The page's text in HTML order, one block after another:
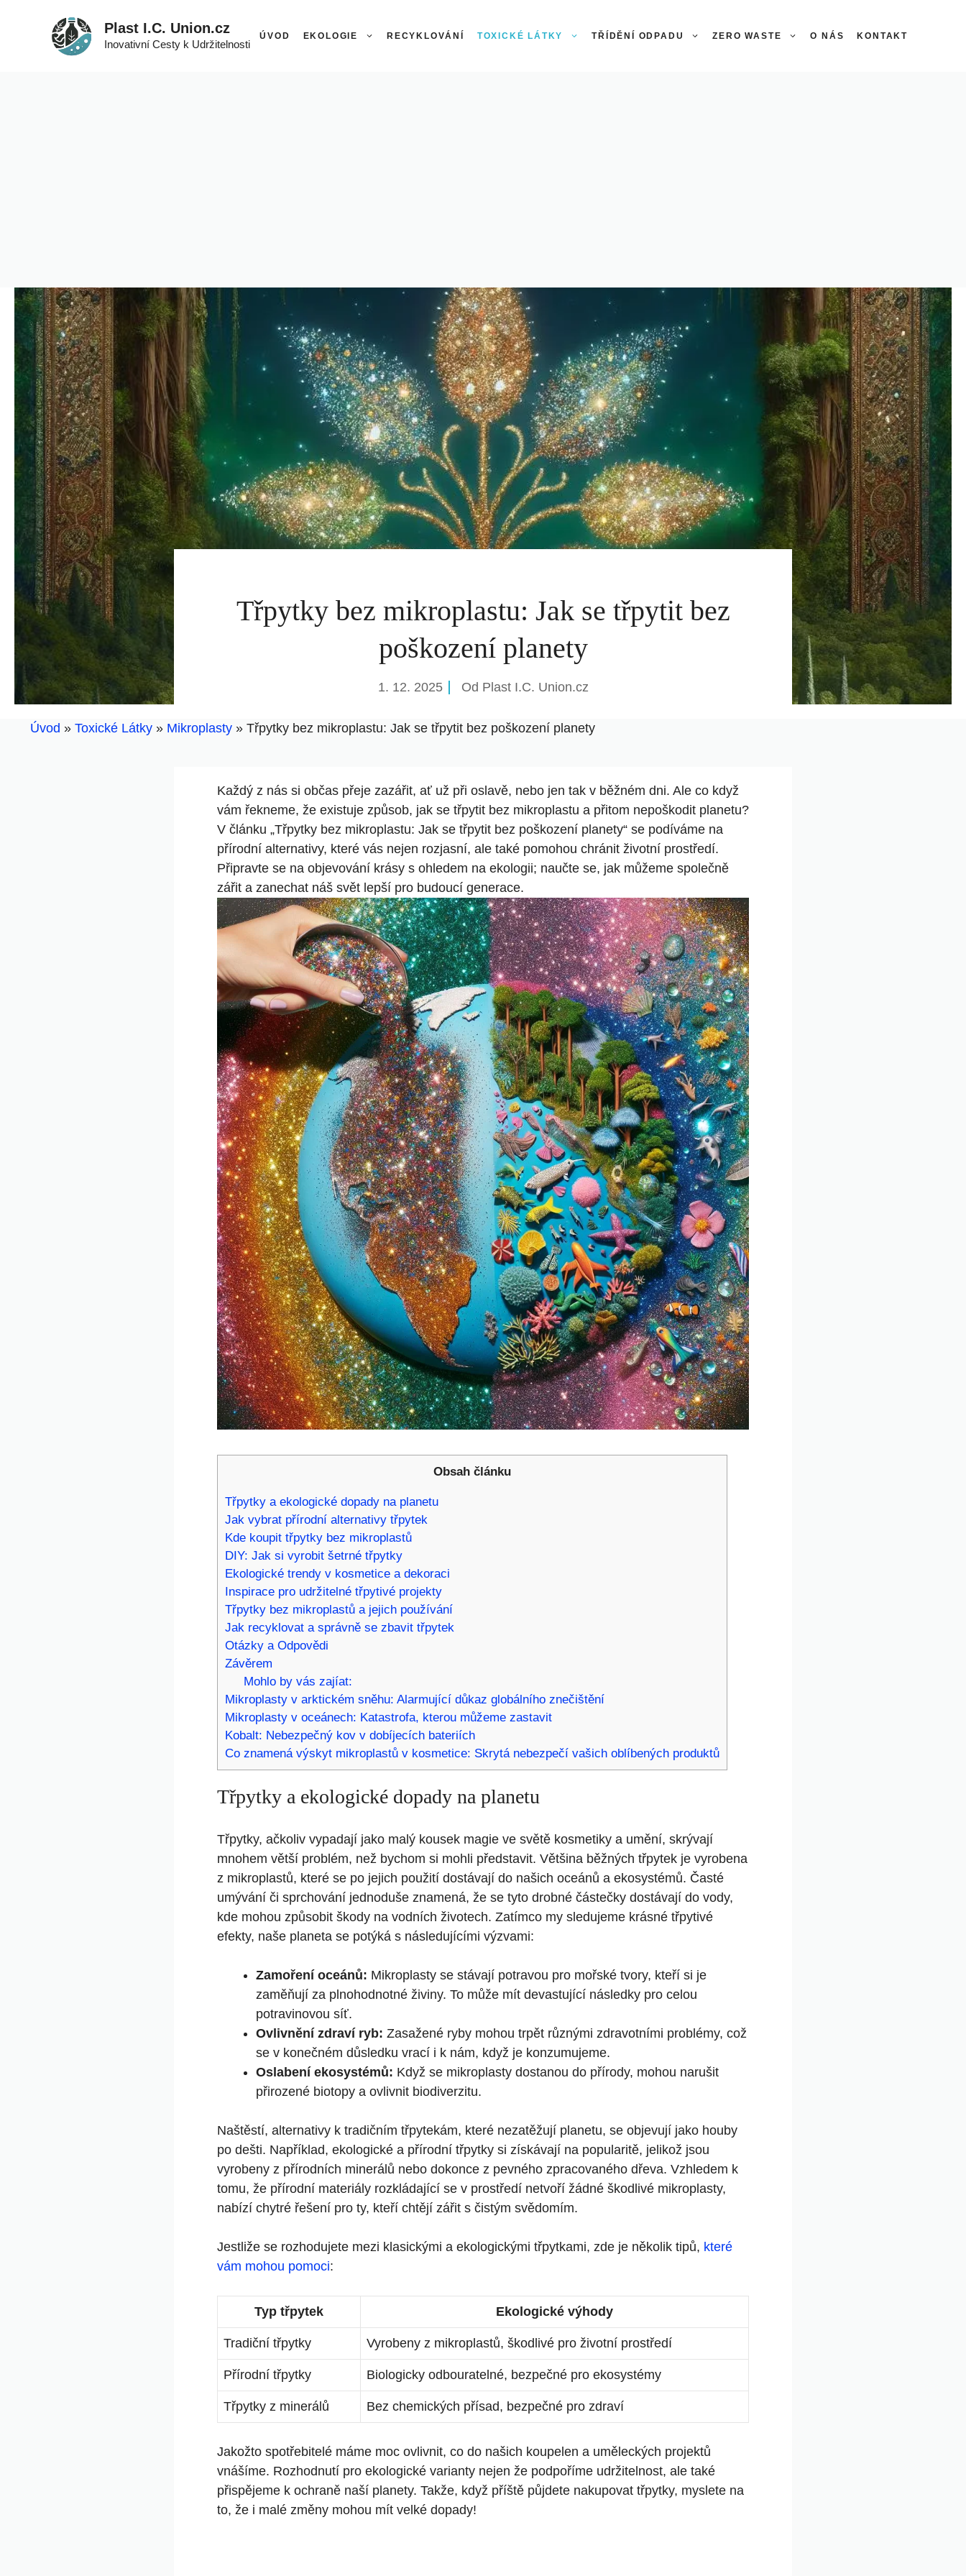
Plast I.C. Union.cz
Inovativní Cesty k Udržitelnosti
ÚVOD EKOLOGIE RECYKLOVÁNÍ TOXICKÉ LÁTKY TŘÍDĚNÍ ODPADU ZERO WASTE O NÁS KONTAKT
Třpytky bez mikroplastu: Jak se třpytit bez
poškození planety
1. 12. 2025 Od Plast I.C. Union.cz
Úvod » Toxické Látky » Mikroplasty » Třpytky bez mikroplastu: Jak se třpytit bez poškození planety
Každý z nás si ‌občas⁢ přeje zazářit, ať už při oslavě, nebo jen tak v ​běžném dni. Ale co když
vám řekneme, že existuje způsob, jak se třpytit​ bez mikroplastu a přitom nepoškodit planetu?
V ‌článku „Třpytky​ bez mikroplastu: ‍Jak ‍se třpytit ⁣bez poškození planety“ se podíváme na⁣
přírodní alternativy, které vás nejen rozjasní,⁢ ale také pomohou chránit životní prostředí.​
Připravte se na objevování krásy ⁢s ohledem na ekologii; naučte se, jak můžeme společně
zářit a zanechat náš svět⁢ lepší pro budoucí generace.
Obsah článku
Třpytky a ekologické dopady na ​planetu
Jak vybrat přírodní alternativy třpytek
Kde koupit třpytky bez mikroplastů
DIY: Jak si​ vyrobit šetrné třpytky
Ekologické trendy ‌v kosmetice a dekoraci
Inspirace pro udržitelné třpytivé projekty
Třpytky bez​ mikroplastů a jejich používání
Jak recyklovat‌ a správně se zbavit​ třpytek
Otázky a ⁢Odpovědi
Závěrem
Mohlo by vás zajíat:
Mikroplasty v arktickém sněhu: Alarmující důkaz globálního znečištění
Mikroplasty v oceánech: Katastrofa, kterou můžeme zastavit
Kobalt: Nebezpečný kov v dobíjecích bateriích
Co znamená výskyt mikroplastů v kosmetice: Skrytá nebezpečí vašich oblíbených produktů
Třpytky a ekologické dopady na ​planetu
Třpytky, ačkoliv vypadají‍ jako malý kousek ⁤magie ve světě kosmetiky a ⁢umění, skrývají
mnohem větší problém, ​než bychom si mohli představit. Většina běžných třpytek je vyrobena
z mikroplastů, které ‌se po jejich použití dostávají do našich oceánů a ekosystémů. Časté
umývání či sprchování jednoduše znamená, že se tyto drobné ​částečky⁣ dostávají do vody,
kde mohou způsobit škody na vodních životech. Zatímco my sledujeme krásné třpytivé‌
efekty, naše planeta se​ potýká‍ s následujícími výzvami:
Zamoření oceánů: Mikroplasty se stávají potravou⁤ pro mořské tvory, kteří‍ si je
zaměňují za⁢ plnohodnotné živiny. To může mít devastující následky pro celou
potravinovou síť.
Ovlivnění zdraví‍ ryb: Zasažené ryby mohou trpět různými zdravotními problémy, což
se v konečném důsledku vrací i k nám, když je ‌konzumujeme.
Oslabení ekosystémů: Když se mikroplasty dostanou do přírody, mohou ⁤narušit
přirozené biotopy a ovlivnit biodiverzitu.
Naštěstí, alternativy k tradičním třpytekám,⁢ které nezatěžují planetu, se objevují jako houby
po dešti. Například, ekologické a přírodní třpytky si získávají na popularitě, jelikož jsou
vyrobeny z přírodních minerálů nebo dokonce z pevného zpracovaného dřeva. Vzhledem k
tomu, že⁣ přírodní materiály rozkládající se‌ v prostředí netvoří žádné škodlivé⁤ mikroplasty,
nabízí chytré řešení pro ty, kteří chtějí zářit s čistým⁣ svědomím.
Jestliže se rozhodujete mezi ⁤klasickými a ekologickými třpytkami, zde je několik ⁤tipů, které
vám​ mohou pomoci:
Typ třpytek Ekologické výhody
Tradiční třpytky Vyrobeny z mikroplastů, škodlivé pro životní prostředí
Přírodní⁢ třpytky Biologicky odbouratelné, bezpečné pro ekosystémy
Třpytky z minerálů Bez chemických přísad, bezpečné pro zdraví
Jakožto spotřebitelé máme moc ⁣ovlivnit,⁣ co do našich koupelen a uměleckých projektů
vnášíme. Rozhodnutí pro ekologické varianty nejen že podpoříme udržitelnost, ale také
přispějeme k ochraně naší planety. ‌Takže, když ‌příště půjdete nakupovat třpytky, myslete na
to, že i malé změny mohou mít ⁤velké ⁣dopady!